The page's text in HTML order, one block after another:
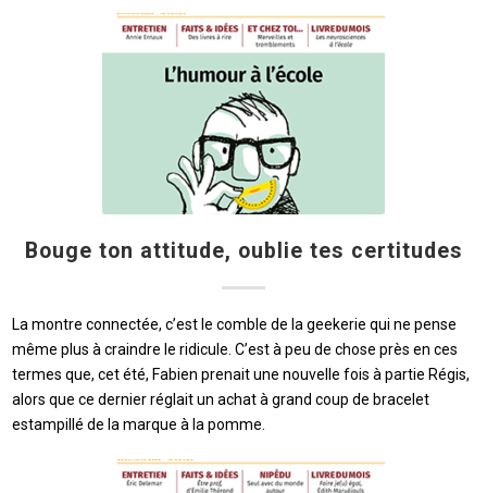
Bouge ton attitude, oublie tes certitudes
La montre connectée, c’est le comble de la geekerie qui ne pense
même plus à craindre le ridicule. C’est à peu de chose près en ces
termes que, cet été, Fabien prenait une nouvelle fois à partie Régis,
alors que ce dernier réglait un achat à grand coup de bracelet
estampillé de la marque à la pomme.